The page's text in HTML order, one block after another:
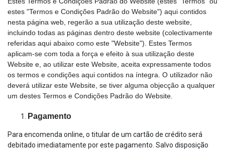
estes "Termos e Condições Padrão do Website") aqui contidos
nesta página web, regerão a sua utilização deste website,
incluindo todas as páginas dentro deste website (colectivamente
referidas aqui abaixo como este "Website"). Estes Termos
aplicam-se com toda a força e efeito à sua utilização deste
Website e, ao utilizar este Website, aceita expressamente todos
os termos e condições aqui contidos na íntegra. O utilizador não
deverá utilizar este Website, se tiver alguma objecção a qualquer
um destes Termos e Condições Padrão do Website.
Pagamento
Para encomenda online, o titular de um cartão de crédito será
debitado imediatamente por este pagamento. Salvo disposição